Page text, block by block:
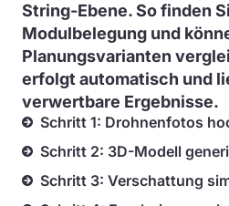
String-Ebene. So finden
Modulbelegung und
Planungsvarianten
erfolgt automatisch und
verwertbare Ergebnisse.
Schritt 1: Drohnenfotos
Schritt 2: 3D-Modell
Schritt 3: Verschattung